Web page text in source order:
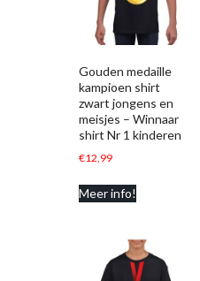
Gouden medaille
kampioen shirt
zwart jongens en
meisjes – Winnaar
shirt Nr 1 kinderen
€12,99
Meer info!